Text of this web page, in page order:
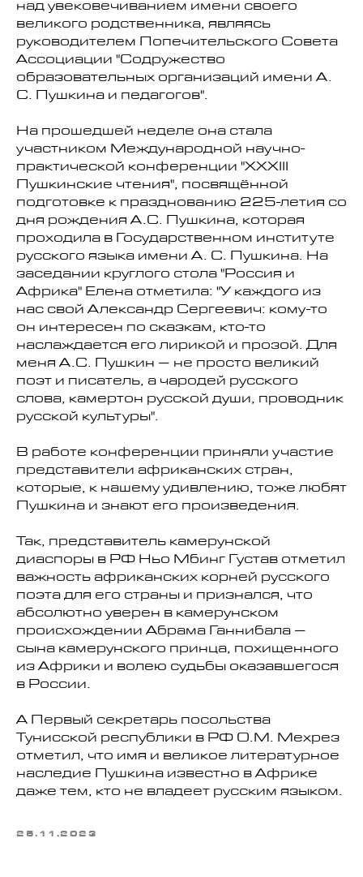
над увековечиванием имени своего
великого родственника, являясь
руководителем Попечительского Совета
Ассоциации "Содружество
образовательных организаций имени А.
С. Пушкина и педагогов".
На прошедшей неделе она стала
участником Международной научно-
практической конференции "XXXIII
Пушкинские чтения", посвящённой
подготовке к празднованию 225-летия со
дня рождения А.С. Пушкина, которая
проходила в Государственном институте
русского языка имени А. С. Пушкина. На
заседании круглого стола "Россия и
Африка" Елена отметила: "У каждого из
нас свой Александр Сергеевич: кому-то
он интересен по сказкам, кто-то
наслаждается его лирикой и прозой. Для
меня А.С. Пушкин – не просто великий
поэт и писатель, а чародей русского
слова, камертон русской души, проводник
русской культуры".
В работе конференции приняли участие
представители африканских стран,
которые, к нашему удивлению, тоже любят
Пушкина и знают его произведения.
Так, представитель камерунской
диаспоры в РФ Ньо Мбинг Густав отметил
важность африканских корней русского
поэта для его страны и признался, что
абсолютно уверен в камерунском
происхождении Абрама Ганнибала –
сына камерунского принца, похищенного
из Африки и волею судьбы оказавшегося
в России.
А Первый секретарь посольства
Тунисской республики в РФ О.М. Мехрез
отметил, что имя и великое литературное
наследие Пушкина известно в Африке
даже тем, кто не владеет русским языком.
25.11.2023